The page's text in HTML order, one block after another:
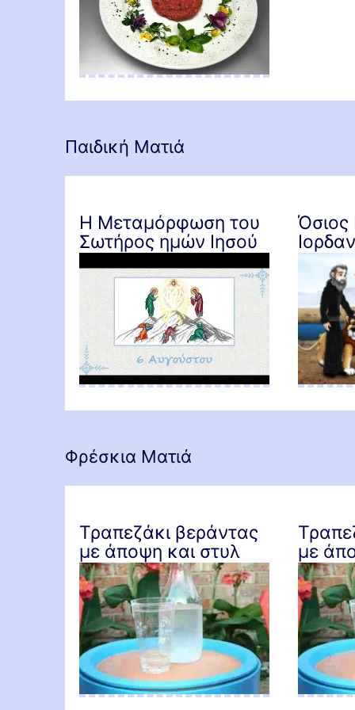
τυρί
Παιδική Ματιά
Η Μεταμόρφωση του
Σωτήρος ημών Ιησού
Χριστού, για παιδιά
Όσιος
Φρέσκια Ματιά
Τραπεζάκι βεράντας
με άποψη και στυλ
με